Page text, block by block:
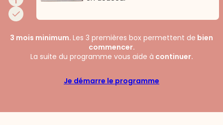
3 mois minimum. Les 3 premières box permettent de bien
commencer.
La suite du programme vous aide à continuer.
Je démarre le programme